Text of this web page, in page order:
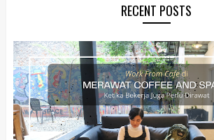
RECENT POSTS